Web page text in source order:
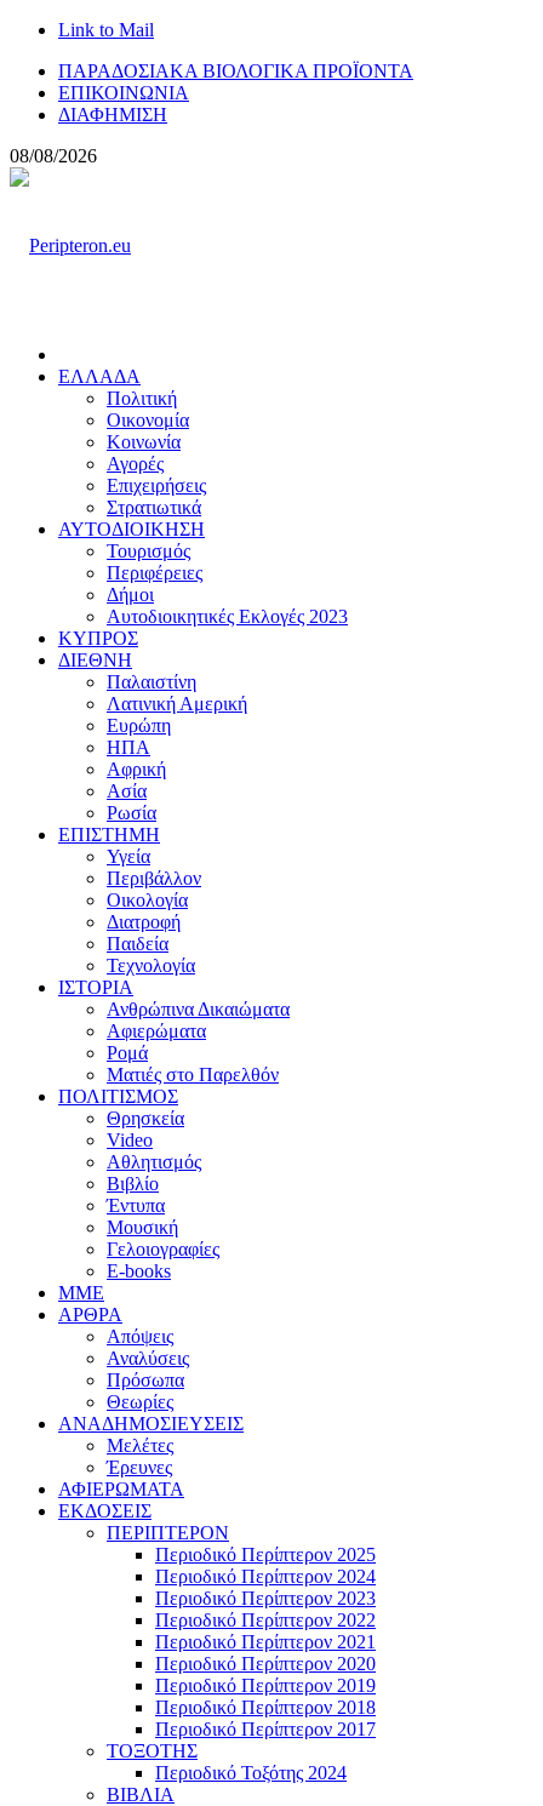
Link to Mail
ΠΑΡΑΔΟΣΙΑΚΑ ΒΙΟΛΟΓΙΚΑ ΠΡΟΪΟΝΤΑ
ΕΠΙΚΟΙΝΩΝΙΑ
ΔΙΑΦΗΜΙΣΗ
08/08/2026
ΕΛΛΑΔΑ
Πολιτική
Οικονομία
Κοινωνία
Αγορές
Επιχειρήσεις
Στρατιωτικά
ΑΥΤΟΔΙΟΙΚΗΣΗ
Τουρισμός
Περιφέρειες
Δήμοι
Αυτοδιοικητικές Εκλογές 2023
ΚΥΠΡΟΣ
ΔΙΕΘΝΗ
Παλαιστίνη
Λατινική Αμερική
Ευρώπη
ΗΠΑ
Αφρική
Ασία
Ρωσία
ΕΠΙΣΤΗΜΗ
Υγεία
Περιβάλλον
Οικολογία
Διατροφή
Παιδεία
Τεχνολογία
ΙΣΤΟΡΙΑ
Ανθρώπινα Δικαιώματα
Αφιερώματα
Ρομά
Ματιές στο Παρελθόν
ΠΟΛΙΤΙΣΜΟΣ
Θρησκεία
Video
Αθλητισμός
Βιβλίο
Έντυπα
Μουσική
Γελοιογραφίες
E-books
MME
ΑΡΘΡΑ
Απόψεις
Αναλύσεις
Πρόσωπα
Θεωρίες
ΑΝΑΔΗΜΟΣΙΕΥΣΕΙΣ
Μελέτες
Έρευνες
ΑΦΙΕΡΩΜΑΤΑ
ΕΚΔΟΣΕΙΣ
ΠΕΡΙΠΤΕΡΟΝ
Περιοδικό Περίπτερον 2025
Περιοδικό Περίπτερον 2024
Περιοδικό Περίπτερον 2023
Περιοδικό Περίπτερον 2022
Περιοδικό Περίπτερον 2021
Περιοδικό Περίπτερον 2020
Περιοδικό Περίπτερον 2019
Περιοδικό Περίπτερον 2018
Περιοδικό Περίπτερον 2017
ΤΟΞΟΤΗΣ
Περιοδικό Τοξότης 2024
ΒΙΒΛΙΑ